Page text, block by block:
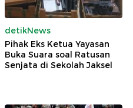
detikNews
Pihak Eks Ketua Yayasan
Buka Suara soal Ratusan
Senjata di Sekolah Jaksel